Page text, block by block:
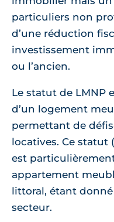
particuliers non
d’une réduction
investissement
ou l’ancien.
Le statut de LMNP
d’un logement
permettant de
locatives. Ce statut
est
appartement
littoral, étant
secteur.